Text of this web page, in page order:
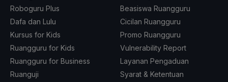
Roboguru Plus
Dafa dan Lulu
Kursus for Kids
Ruangguru for Kids
Ruangguru for Business
Ruanguji
Beasiswa Ruangguru
Cicilan Ruangguru
Promo Ruangguru
Vulnerability Report
Layanan Pengaduan
Syarat & Ketentuan